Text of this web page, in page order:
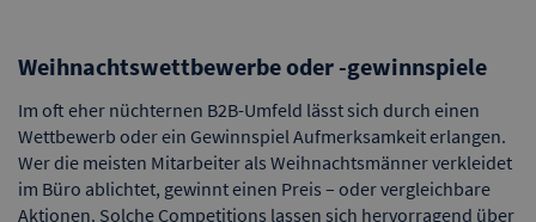
Weihnachtswettbewerbe oder -gewinnspiele
Im oft eher nüchternen B2B-Umfeld lässt sich durch einen
Wettbewerb oder ein Gewinnspiel Aufmerksamkeit erlangen.
Wer die meisten Mitarbeiter als Weihnachtsmänner verkleidet
im Büro ablichtet, gewinnt einen Preis – oder vergleichbare
Aktionen. Solche Competitions lassen sich hervorragend über